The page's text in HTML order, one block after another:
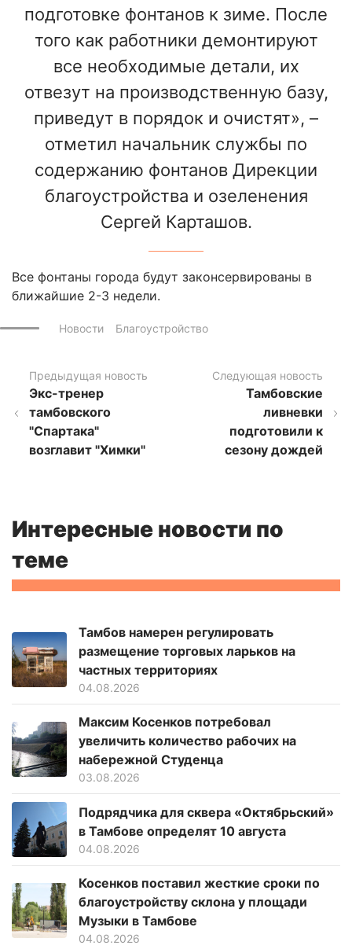
подготовке фонтанов к зиме. После
того как работники демонтируют
все необходимые детали, их
отвезут на производственную базу,
приведут в порядок и очистят», –
отметил начальник службы по
содержанию фонтанов Дирекции
благоустройства и озеленения
Сергей Карташов.
Все фонтаны города будут законсервированы в
ближайшие 2-3 недели.
Новости Благоустройство
Предыдущая новость
Экс-тренер
тамбовского
"Спартака"
возглавит "Химки"
Следующая новость
Тамбовские
ливневки
подготовили к
сезону дождей
Интересные новости по
теме
Тамбов намерен регулировать
размещение торговых ларьков на
частных территориях
04.08.2026
Максим Косенков потребовал
увеличить количество рабочих на
набережной Студенца
03.08.2026
Подрядчика для сквера «Октябрьский»
в Тамбове определят 10 августа
04.08.2026
Косенков поставил жесткие сроки по
благоустройству склона у площади
Музыки в Тамбове
04.08.2026